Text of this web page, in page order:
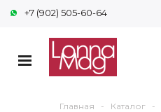
+7 (902) 505-60-64
Главная - Каталог -